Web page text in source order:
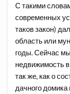
С такими
современных
таков закон)
область или
годы. Сейчас
недвижимость
так же, как о
дачного домика